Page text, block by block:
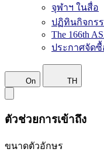
จุฬาฯ ในสื่อ
ปฏิทินกิจกร
The 166th
ประกาศจัดซื้
On TH
ตัวช่วยการเข้าถึง
ขนาดตัวอักษร